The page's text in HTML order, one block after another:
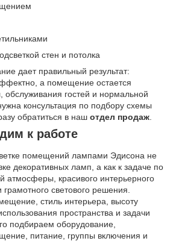
стен и потолка
дает правильный результат:
а помещение остается
гостей и нормальной
консультация по подбору схемы
обратиться в наш отдел продаж
к работе
помещений лампами Эдисона не
декоративных ламп, а как к задаче по
атмосферы, красивого интерьерного
грамотного светового решения.
стиль интерьера, высоту
пространства и задачи
подбираем оборудование,
питание, группы включения и